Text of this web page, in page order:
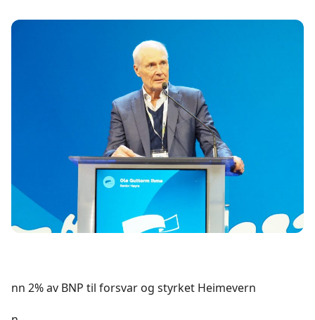
nn 2% av BNP til forsvar og styrket Heimevern